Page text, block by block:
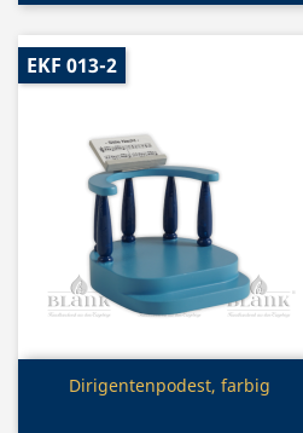
Vorschau
Dirigentenpodest, farbig
EKF 013-2